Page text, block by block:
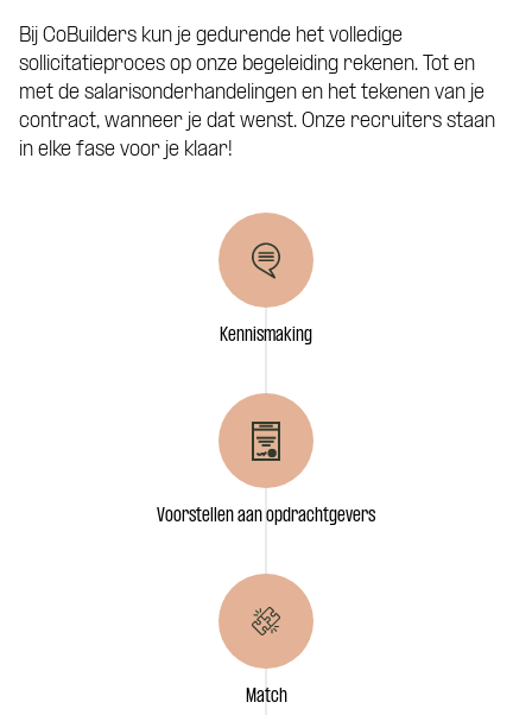
Bij CoBuilders kun je gedurende het volledige
sollicitatieproces op onze begeleiding rekenen. Tot en
met de salarisonderhandelingen en het tekenen van je
contract, wanneer je dat wenst. Onze recruiters staan
in elke fase voor je klaar!
Kennismaking
Voorstellen aan opdrachtgevers
Match
Curriculum Vitae (niet verplicht)